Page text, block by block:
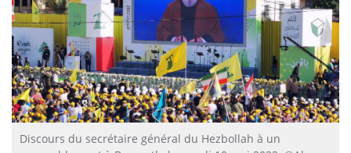
Discours du secrétaire général du Hezbollah à un